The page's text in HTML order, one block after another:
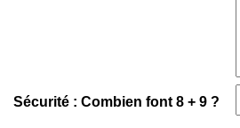
Sécurité : Combien font 8 + 9 ?